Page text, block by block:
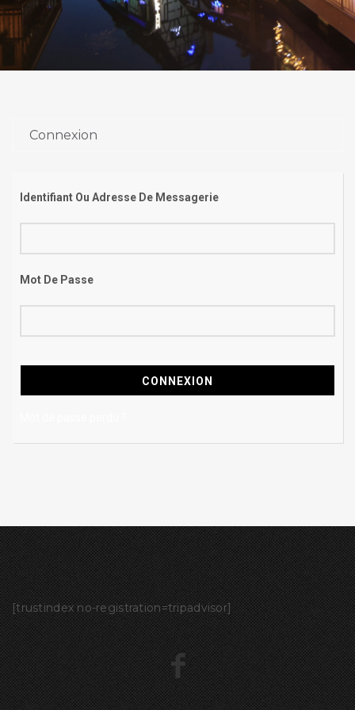
Connexion
Identifiant Ou Adresse De Messagerie
Mot De Passe
[trustindex no-registration=tripadvisor]